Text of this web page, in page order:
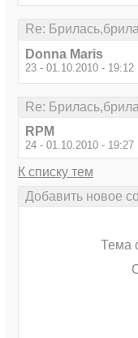
Re:
Donna Maris
23 - 01.10.2010 - 19:12
Re:
RPM
24 - 01.10.2010 - 19:27
К списку тем
Добавить новое
Тема